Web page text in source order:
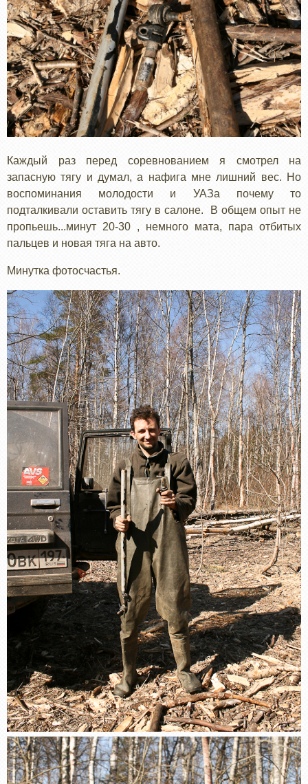
Каждый раз перед соревнованием я смотрел на
запасную тягу и думал, а нафига мне лишний вес. Но
воспоминания молодости и УАЗа почему то
подталкивали оставить тягу в салоне. В общем опыт не
пропьешь...минут 20-30 , немного мата, пара отбитых
пальцев и новая тяга на авто.
Минутка фотосчастья.